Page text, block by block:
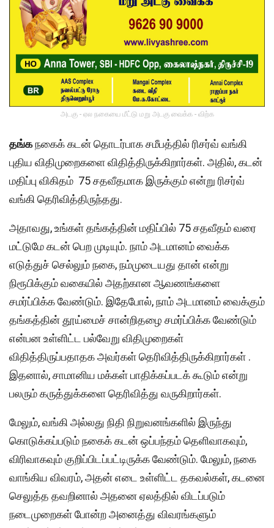
அடகு - ஏல நகையை மீட்டு மறு அடகு வைக்க - விற்க
தங்கநகைக் கடன் தொடர்பாக சமீபத்தில் ரிசர்வ் வங்கி
புதிய விதிமுறைகளை விதித்திருக்கிறார்கள். அதில், கடன்
மதிப்பு விகிதம் 75 சதவீதமாக இருக்கும் என்று ரிசர்வ்
வங்கி தெரிவித்திருந்தது.
அதாவது, உங்கள் தங்கத்தின் மதிப்பில் 75 சதவீதம் வரை
மட்டுமே கடன் பெற முடியும். நாம் அடமானம் வைக்க
எடுத்துச் செல்லும் நகை, நம்முடையது தான் என்று
நிரூபிக்கும் வகையில் அதற்கான ஆவணங்களை
சமர்ப்பிக்க வேண்டும். இதேபோல், நாம் அடமானம் வைக்கும்
தங்கத்தின் தூய்மைச் சான்றிதழை சமர்ப்பிக்க வேண்டும்
என்பன உள்ளிட்ட பல்வேறு விதிமுறைகள்
விதித்திருப்பதாதக அவர்கள் தெரிவித்திருக்கிறார்கள் .
இதனால், சாமானிய மக்கள் பாதிக்கப்படக் கூடும் என்று
பலரும் கருத்துக்களை தெரிவித்து வருகிறார்கள்.
மேலும், வங்கி அல்லது நிதி நிறுவனங்களில் இருந்து
கொடுக்கப்படும் நகைக் கடன் ஒப்பந்தம் தெளிவாகவும்,
விரிவாகவும் குறிப்பிடப்பட்டிருக்க வேண்டும். மேலும், நகை
வாங்கிய விவரம், அதன் எடை உள்ளிட்ட தகவல்கள், கடனை
செலுத்த தவறினால் அதனை ஏலத்தில் விடப்படும்
நடைமுறைகள் போன்ற அனைத்து விவரங்களும்